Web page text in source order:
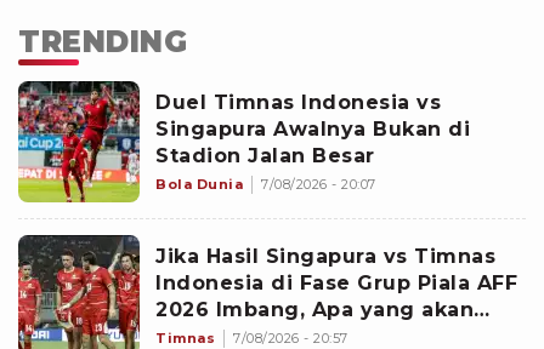
TRENDING
Duel Timnas Indonesia vs
Singapura Awalnya Bukan di
Stadion Jalan Besar
Bola Dunia 7/08/2026 - 20:07
Jika Hasil Singapura vs Timnas
Indonesia di Fase Grup Piala AFF
2026 Imbang, Apa yang akan
Terjadi?
Timnas 7/08/2026 - 20:57